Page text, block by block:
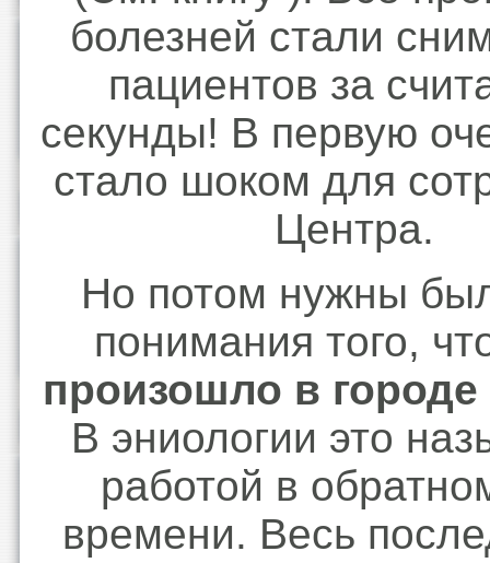
болезней стали
пациентов за
секунды! В первую
стало шоком для
Центра.
Но потом нужны
понимания того,
произошло в
В эниологии это
работой в
времени. Весь